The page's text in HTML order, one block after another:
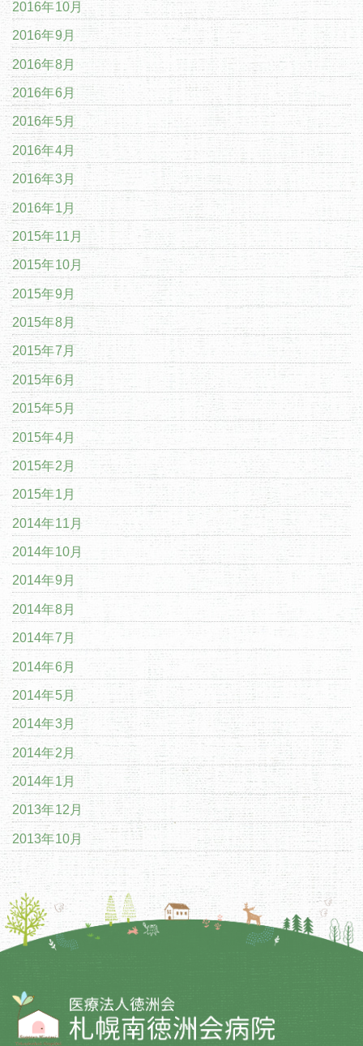
2016年10月
2016年9月
2016年8月
2016年6月
2016年5月
2016年4月
2016年3月
2016年1月
2015年11月
2015年10月
2015年9月
2015年8月
2015年7月
2015年6月
2015年5月
2015年4月
2015年2月
2015年1月
2014年11月
2014年10月
2014年9月
2014年8月
2014年7月
2014年6月
2014年5月
2014年3月
2014年2月
2014年1月
2013年12月
2013年10月